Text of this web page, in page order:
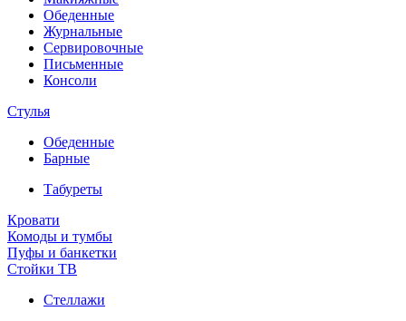
Обеденные
Журнальные
Сервировочные
Письменные
Консоли
Стулья
Обеденные
Барные
Табуреты
Кровати
Комоды и тумбы
Пуфы и банкетки
Стойки ТВ
Стеллажи